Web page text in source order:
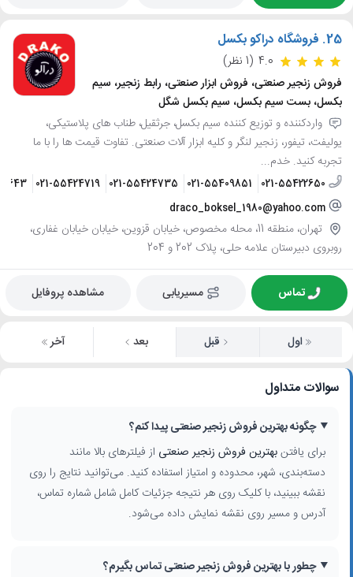
25. فروشگاه دراکو بکسل
4.0 (1 نظر)
فروش زنجیر صنعتی، فروش ابزار صنعتی، رابط زنجیر، سیم
بکسل، بست سیم بکسل، سیم بکسل شگل
واردکننده و توزیع کننده سیم بکسل، جرثقیل، طناب های پلاستیکی،
یولیفت، تیفور، زنجیر لنگر و کلیه ابزار آلات صنعتی. تفاوت قیمت ها را با ما
تجربه کنید. خدم...
021-55422650
021-55409851
021-55424735
021-55424719
draco_boksel_1980@yahoo.com
تهران، منطقه 11، محله مخصوص، خیابان قزوین، خیابان خیابان غفاری،
روبروی دبیرستان علامه حلی، پلاک 202 و 204
تماس مسیریابی مشاهده پروفایل
اول قبل بعد آخر
سوالات متداول
چگونه بهترین فروش زنجیر صنعتی پیدا کنم؟
برای یافتنبهترین فروش زنجیر صنعتی از فیلترهای بالا مانند
دسته‌بندی، شهر، محدوده و امتیاز استفاده کنید. می‌توانید نتایج را روی
نقشه ببینید، با کلیک روی هر نتیجه جزئیات کامل شامل شماره تماس،
آدرس و مسیر روی نقشه نمایش داده می‌شود.
چطور با بهترین فروش زنجیر صنعتی تماس بگیرم؟